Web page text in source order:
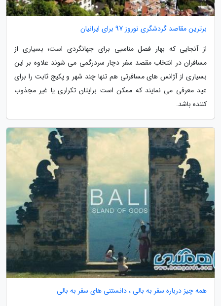
برترین مقاصد گردشگری نوروز 97 برای ایرانیان
از آنجایی که بهار فصل مناسبی برای جهانگردی است؛ بسیاری از
مسافران در انتخاب مقصد سفر دچار سردرگمی می شوند علاوه بر این
بسیاری از آژانس های مسافرتی هم تنها چند شهر و پکیج ثابت را برای
عید معرفی می نمایند که ممکن است برایتان تکراری یا غیر مجذوب
کننده باشد.
همه چیز درباره سفر به بالی ، دانستنی های سفر به بالی